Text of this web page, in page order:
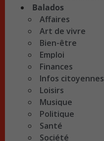
Balados
Affaires
Art de vivre
Bien-être
Emploi
Finances
Infos citoyennes
Loisirs
Musique
Politique
Santé
Société